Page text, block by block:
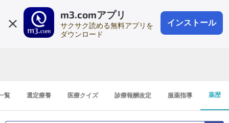
m3.comアプリ
サクサク読める無料アプリを
ダウンロード
インストール
会員登録
登録1分
覧 選定療養 医療クイズ 診療報酬改定 服薬指導 薬歴